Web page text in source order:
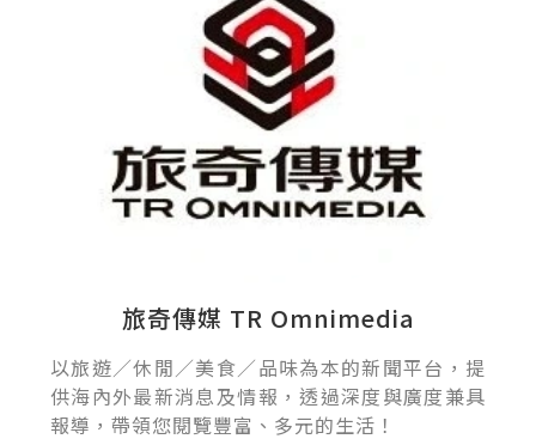
旅奇傳媒 TR Omnimedia
以旅遊／休閒／美食／品味為本的新聞平台，提
供海內外最新消息及情報，透過深度與廣度兼具
報導，帶領您閱覽豐富、多元的生活！